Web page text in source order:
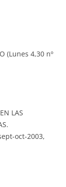
(Lunes 4,30 nº
LAS
oct-2003,